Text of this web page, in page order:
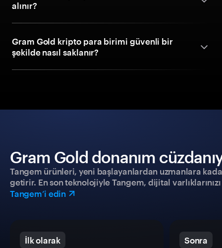
alınır?
Gram Gold kripto para birimi güvenli bir
şekilde nasıl saklanır?
Gram Gold donanım
Tangem ürünleri, yeni başlayanlardan uzmanlara
getirir. En son teknolojiyle Tangem, dijital
Tangem’i edin
İlk olarak Sonra